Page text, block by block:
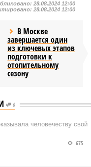
28.08.2024 12:00
28.08.2024 12:00
В Москве
завершается один
из ключевых этапов
подготовки к
отопительному
сезону
0
человечеству свой
675